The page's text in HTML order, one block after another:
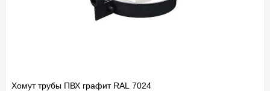
Хомут трубы ПВХ графит RAL 7024